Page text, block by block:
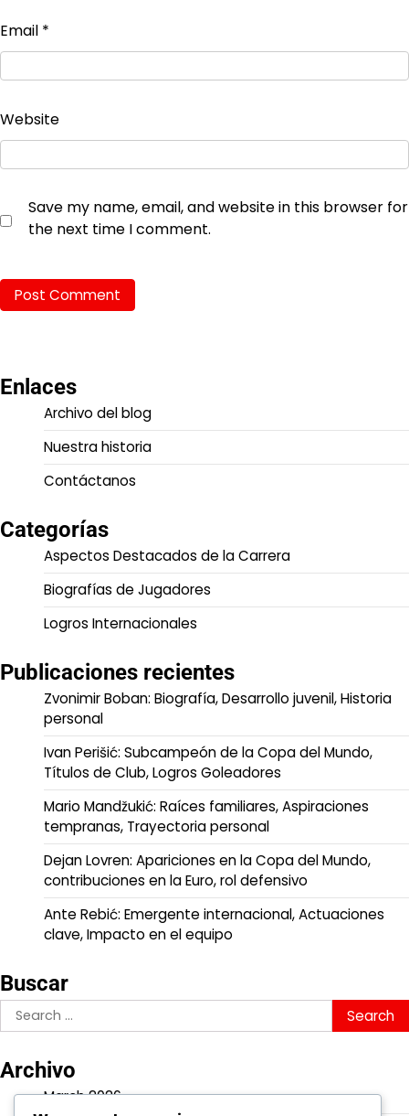
Email *
Website
Save my name, email, and website in this browser for
the next time I comment.
Enlaces
Archivo del blog
Nuestra historia
Contáctanos
Categorías
Aspectos Destacados de la Carrera
Biografías de Jugadores
Logros Internacionales
Publicaciones recientes
Zvonimir Boban: Biografía, Desarrollo juvenil, Historia
personal
Ivan Perišić: Subcampeón de la Copa del Mundo,
Títulos de Club, Logros Goleadores
Mario Mandžukić: Raíces familiares, Aspiraciones
tempranas, Trayectoria personal
Dejan Lovren: Apariciones en la Copa del Mundo,
contribuciones en la Euro, rol defensivo
Ante Rebić: Emergente internacional, Actuaciones
clave, Impacto en el equipo
Buscar
Search
for:
Archivo
March 2026